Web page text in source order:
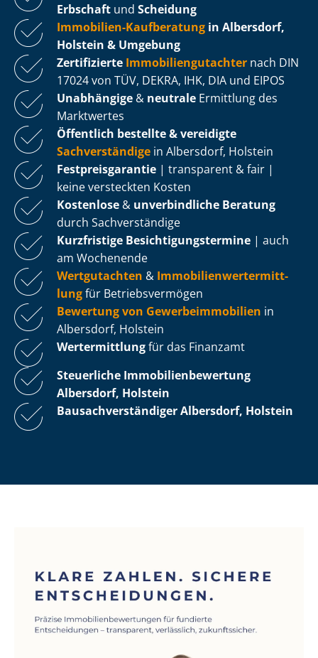
Erbschaft und Scheidung
Immobilien-Kaufberatung in Albersdorf,
Holstein & Umgebung
Zertifizierte Im­mo­bi­li­en­gut­ach­ter nach DIN
17024 von TÜV, DEKRA, IHK, DIA und EIPOS
Unabhängige & neutrale Ermittlung des
Marktwertes
Öffentlich bestellte & vereidigte
Sachverständige in Albersdorf, Holstein
Fest­preis­ga­ran­tie | transparent & fair |
keine versteckten Kosten
Kostenlose & unverbindliche Beratung
durch Sachverständige
Kurzfristige Be­sich­ti­gungs­ter­mi­ne | auch
am Wochenende
Wertgutachten & Im­mo­bi­li­en­wert­ermitt­
lungfür Be­triebs­ver­mö­gen
Bewertung von Ge­wer­be­im­mo­bi­li­en in
Albersdorf, Holstein
Wertermittlungfür das Finanzamt
Steuerliche Im­mo­bi­li­en­be­wer­tung
Albersdorf, Holstein
Bau­sach­ver­stän­di­ger Albersdorf, Holstein